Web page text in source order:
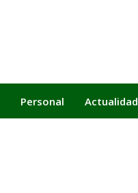
Personal Actualidad